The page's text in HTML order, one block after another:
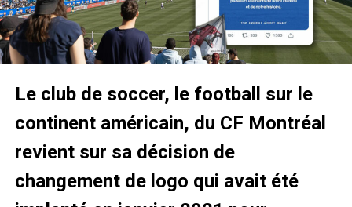
— Los Angeles Lakers
(@Lakers)August 25, 2021
This was a#KobeDaylike
no other! Thanks@Lakers
for being incredible
Le club de soccer, le football sur le
continent américain, du CF Montréal
revient sur sa décision de
changement de logo qui avait été